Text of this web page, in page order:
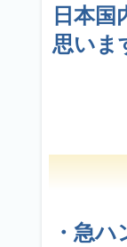
日本
思いま
・急